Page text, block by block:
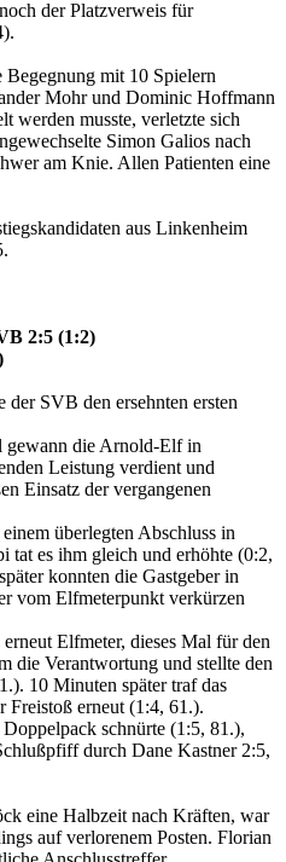
der Platzverweis für
mit 10 Spielern
Mohr und Dominic Hoffmann
werden musste, verletzte sich
Simon Galios nach
am Knie. Allen Patienten eine
aus Linkenheim
2:5 (1:2)
SVB den ersehnten ersten
gewann die Arnold-Elf in
Leistung verdient und
Einsatz der vergangenen
überlegten Abschluss in
es ihm gleich und erhöhte (0:2,
konnten die Gastgeber in
vom Elfmeterpunkt verkürzen
Elfmeter, dieses Mal für den
die Verantwortung und stellte den
10 Minuten später traf das
Freistoß erneut (1:4, 61.).
schnürte (1:5, 81.),
durch Dane Kastner 2:5,
eine Halbzeit nach Kräften, war
auf verlorenem Posten. Florian